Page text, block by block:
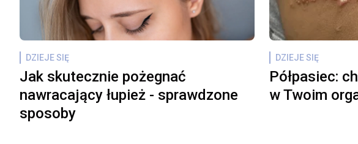
DZIEJE SIĘ
Jak skutecznie pożegnać
nawracający łupież - sprawdzone
sposoby
DZIEJE SIĘ
Półpasiec:
w Twoim